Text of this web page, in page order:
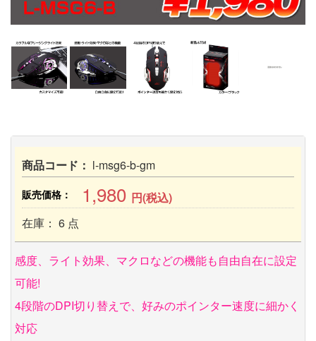
商品コード： l-msg6-b-gm
販売価格： 1,980 円(税込)
在庫： 6 点
感度、ライト効果、マクロなどの機能も自由自在に設定
可能!
4段階のDPI切り替えで、好みのポインター速度に細かく
対応